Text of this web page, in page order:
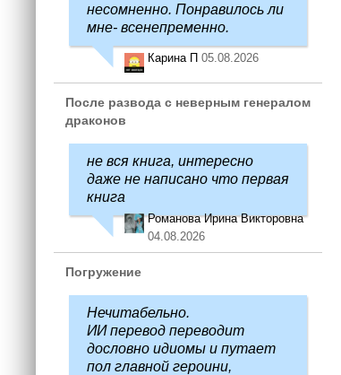
несомненно. Понравилось ли
мне- всенепременно.
Карина П 05.08.2026
После развода с неверным генералом
драконов
не вся книга, интересно
даже не написано что первая
книга
Романова Ирина Викторовна
04.08.2026
Погружение
Нечитабельно.
ИИ перевод переводит
дословно идиомы и путает
пол главной героини,